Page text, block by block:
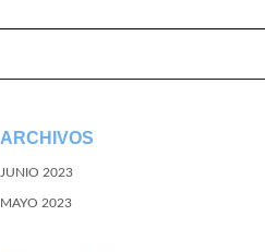
ARCHIVOS
JUNIO 2023
MAYO 2023